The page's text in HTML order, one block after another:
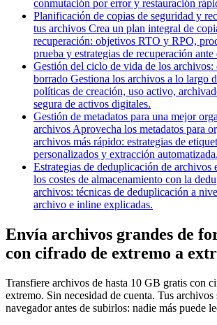
conmutación por error y restauración
Planificación de copias de seguridad y
tus archivos Crea un plan integral de
recuperación: objetivos RTO y RPO,
prueba y estrategias de recuperación ante
Gestión del ciclo de vida de los archivos:
borrado Gestiona los archivos a lo largo
políticas de creación, uso activo,
segura de activos digitales.
Gestión de metadatos para una mejor
archivos Aprovecha los metadatos para
archivos más rápido: estrategias de
personalizados y extracción automatizada.
Estrategias de deduplicación de archivos
los costes de almacenamiento con la
archivos: técnicas de deduplicación a
archivo e inline explicadas.
Envía archivos grandes de
con cifrado de extremo a
Transfiere archivos de hasta 10 GB gratis con
extremo. Sin necesidad de cuenta. Tus archivos
navegador antes de subirlos: nadie más puede